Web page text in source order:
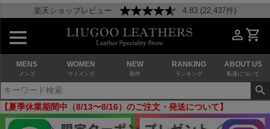
楽天ショップレビュー 4.83 (22,437件)
MENS
メンズ
WOMEN
ウィメンズ
NEW
新作
RANKING
ランキング
ABOUT US
私達について
【夏季休業期間中（8/13〜8/16）のご注文・発送について】